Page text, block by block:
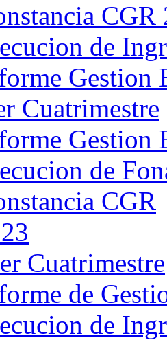
CGR
de
Gestion
Cuatrimestre
Gestion
de
CGR
Cuatrimestre
de
de